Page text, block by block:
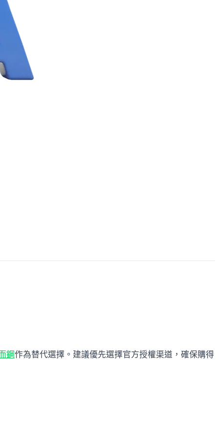
鋼作為替代選擇。建議優先選擇官方授權渠道，確保購得